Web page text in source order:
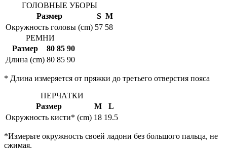
ГОЛОВНЫЕ УБОРЫ
Размер
S M
Окружность головы (cm) 57 58
РЕМНИ
Размер
80 85 90
Длина (cm) 80 85 90
* Длина измеряется от пряжки до третьего отверстия пояса
ПЕРЧАТКИ
Размер
M
L
Окружность кисти* (cm) 18 19.5
*Измерьте окружность своей ладони без большого пальца, не
сжимая.